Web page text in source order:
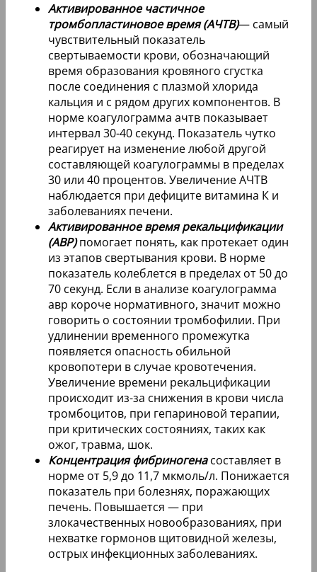
Активированное частичное
тромбопластиновое время (АЧТВ)— самый
чувствительный показатель
свертываемости крови, обозначающий
время образования кровяного сгустка
после соединения с плазмой хлорида
кальция и с рядом других компонентов. В
норме коагулограмма ачтв показывает
интервал 30-40 секунд. Показатель чутко
реагирует на изменение любой другой
составляющей коагулограммы в пределах
30 или 40 процентов. Увеличение АЧТВ
наблюдается при дефиците витамина К и
заболеваниях печени.
Активированное время рекальцификации
(АВР)помогает понять, как протекает один
из этапов свертывания крови. В норме
показатель колеблется в пределах от 50 до
70 секунд. Если в анализе коагулограмма
авр короче нормативного, значит можно
говорить о состоянии тромбофилии. При
удлинении временного промежутка
появляется опасность обильной
кровопотери в случае кровотечения.
Увеличение времени рекальцификации
происходит из-за снижения в крови числа
тромбоцитов, при гепариновой терапии,
при критических состояниях, таких как
ожог, травма, шок.
Концентрация фибриногенасоставляет в
норме от 5,9 до 11,7 мкмоль/л. Понижается
показатель при болезнях, поражающих
печень. Повышается — при
злокачественных новообразованиях, при
нехватке гормонов щитовидной железы,
острых инфекционных заболеваниях.